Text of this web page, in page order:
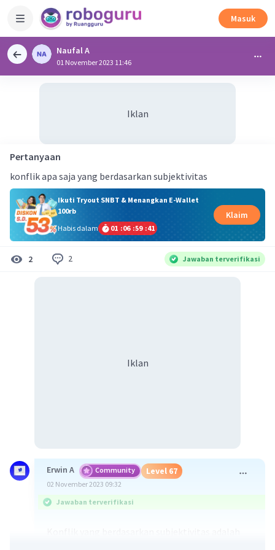
Masuk
Naufal A
01 November 2023 11:46
Iklan
Pertanyaan
konflik apa saja yang berdasarkan subjektivitas
Ikuti Tryout SNBT & Menangkan E-Wallet
100rb
Habis dalam
01 :06 :59 :41
Klaim
2 2 Jawaban terverifikasi
Iklan
Erwin A Community Level 67
02 November 2023 09:32
Jawaban terverifikasi